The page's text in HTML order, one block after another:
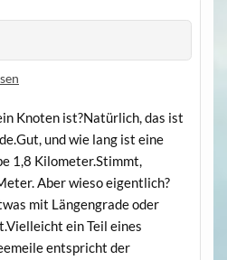
Knoten ist?Natürlich, das ist
und wie lang ist eine
1,8 Kilometer.Stimmt,
Aber wieso eigentlich?
mit Längengrade oder
ein Teil eines
entspricht der